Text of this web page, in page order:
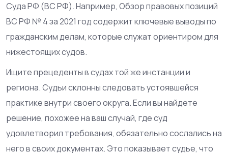
Суда РФ (ВС РФ). Например, Обзор правовых позиций
ВС РФ № 4 за 2021 год содержит ключевые выводы по
гражданским делам, которые служат ориентиром для
нижестоящих судов.
Ищите прецеденты в судах той же инстанции и
региона. Судьи склонны следовать устоявшейся
практике внутри своего округа. Если вы найдете
решение, похожее на ваш случай, где суд
удовлетворил требования, обязательно сослались на
него в своих документах. Это показывает судье, что